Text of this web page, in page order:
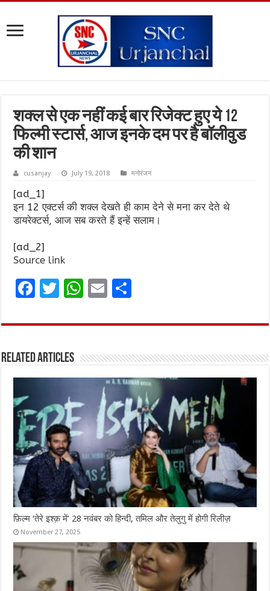
शक्ल से एक नहीं कई बार रिजेक्ट हुए ये 12
फिल्मी स्टार्स, आज इनके दम पर है बॉलीवुड
की शान
cusanjay July 19, 2018 मनोरंजन
[ad_1]
इन 12 एक्टर्स की शक्ल देखते ही काम देने से मना कर देते थे
डायरेक्टर्स, आज सब करते हैं इन्हें सलाम।
[ad_2]
Source link
F
ce
o
o
k
T
it
r
W
at
A
p
p
E
ai ar
Related Articles
फ़िल्म ‘तेरे इश्क़ में’ 28 नवंबर को हिन्दी, तमिल और तेलुगु में होगी रिलीज़
November 27, 2025